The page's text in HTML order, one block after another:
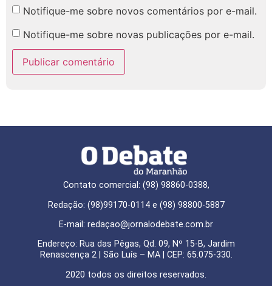
Notifique-me sobre novos comentários por e-mail.
Notifique-me sobre novas publicações por e-mail.
Contato comercial: (98) 98860-0388,
Redação: (98)99170-0114 e (98) 98800-5887
E-mail: redaçao@jornalodebate.com.br
Endereço: Rua das Pêgas, Qd. 09, Nº 15-B, Jardim
Renascença 2 | São Luís – MA | CEP: 65.075-330.
2020 todos os direitos reservados.